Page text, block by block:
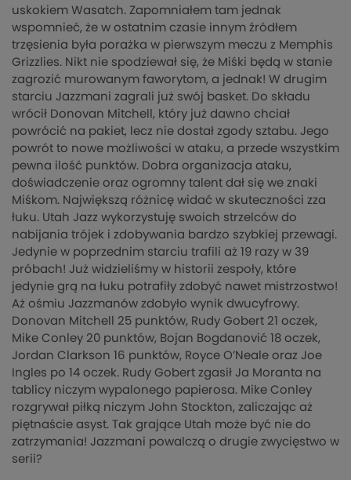
uskokiem Wasatch. Zapomniałem tam jednak
wspomnieć, że w ostatnim czasie innym źródłem
trzęsienia była porażka w pierwszym meczu z Memphis
Grizzlies. Nikt nie spodziewał się, że Miśki będą w stanie
zagrozić murowanym faworytom, a jednak! W drugim
starciu Jazzmani zagrali już swój basket. Do składu
wrócił Donovan Mitchell, który już dawno chciał
powrócić na pakiet, lecz nie dostał zgody sztabu. Jego
powrót to nowe możliwości w ataku, a przede wszystkim
pewna ilość punktów. Dobra organizacja ataku,
doświadczenie oraz ogromny talent dał się we znaki
Miśkom. Największą różnicę widać w skuteczności zza
łuku. Utah Jazz wykorzystuję swoich strzelców do
nabijania trójek i zdobywania bardzo szybkiej przewagi.
Jedynie w poprzednim starciu trafili aż 19 razy w 39
próbach! Już widzieliśmy w historii zespoły, które
jedynie grą na łuku potrafiły zdobyć nawet mistrzostwo!
Aż ośmiu Jazzmanów zdobyło wynik dwucyfrowy.
Donovan Mitchell 25 punktów, Rudy Gobert 21 oczek,
Mike Conley 20 punktów, Bojan Bogdanović 18 oczek,
Jordan Clarkson 16 punktów, Royce O’Neale oraz Joe
Ingles po 14 oczek. Rudy Gobert zgasił Ja Moranta na
tablicy niczym wypalonego papierosa. Mike Conley
rozgrywał piłką niczym John Stockton, zaliczając aż
piętnaście asyst. Tak grające Utah może być nie do
zatrzymania! Jazzmani powalczą o drugie zwycięstwo w
serii?